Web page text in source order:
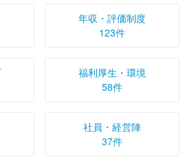
年収・評価制度
123件
福利厚生・環境
58件
社員・経営陣
37件